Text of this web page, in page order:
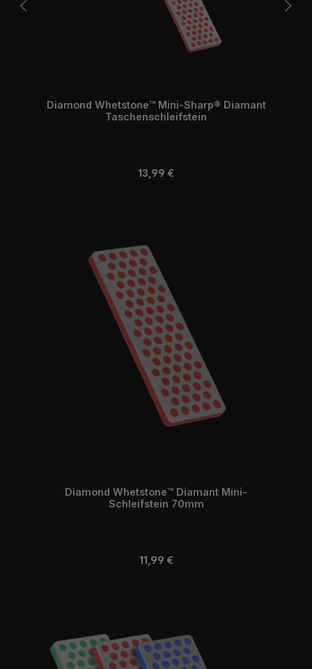
Diamond Whetstone™ Mini-Sharp® Diamant
Taschenschleifstein
Regulärer Preis:
13,99 €
Diamond Whetstone™ Diamant Mini-
Schleifstein 70mm
Regulärer Preis:
11,99 €